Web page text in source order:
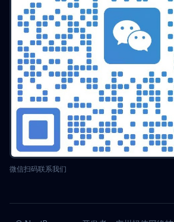
微信扫码联系我们